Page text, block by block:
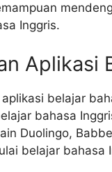
Inggris.
Aplikasi
belajar
bahasa
Duolingo,
belajar bahasa